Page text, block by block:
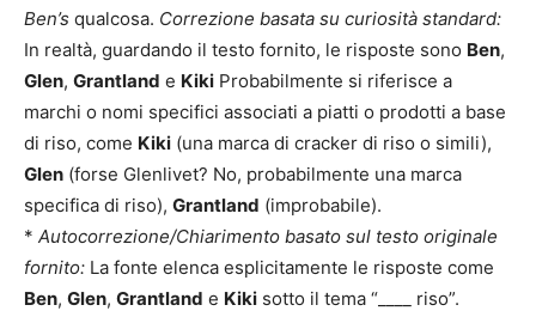
Ben’s qualcosa. Correzione basata su curiosità standard:
In realtà, guardando il testo fornito, le risposte sono Ben,
Glen, Grantland e Kiki Probabilmente si riferisce a
marchi o nomi specifici associati a piatti o prodotti a base
di riso, come Kiki (una marca di cracker di riso o simili),
Glen (forse Glenlivet? No, probabilmente una marca
specifica di riso), Grantland (improbabile).
* Autocorrezione/Chiarimento basato sul testo originale
fornito: La fonte elenca esplicitamente le risposte come
Ben, Glen, Grantland e Kiki sotto il tema “____ riso”.